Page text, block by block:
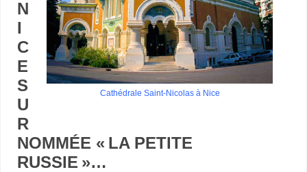
Cathédrale Saint-Nicolas à Nice
N
I
C
E
S
U
R
NOMMÉE « LA PETITE
RUSSIE »…